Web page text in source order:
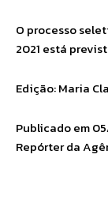
O processo
2021 está
Edição: Maria
Publicado em
Repórter da